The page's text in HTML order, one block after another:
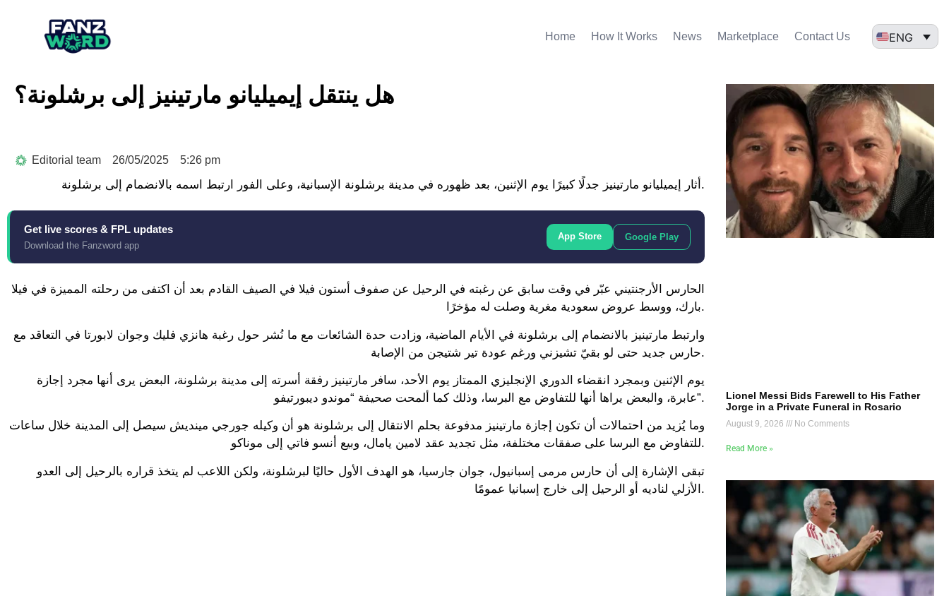
Home How It Works News Marketplace Contact Us ENG
هل ينتقل إيميليانو مارتينيز إلى برشلونة؟
Editorial team 26/05/2025 5:26 pm
أثار إيميليانو مارتينيز جدلًا كبيرًا يوم الإثنين، بعد ظهوره في مدينة برشلونة الإسبانية، وعلى الفور ارتبط اسمه بالانضمام إلى برشلونة.
Get live scores & FPL updates
Download the Fanzword app
App Store Google Play
الحارس الأرجنتيني عبّر في وقت سابق عن رغبته في الرحيل عن صفوف أستون فيلا في الصيف القادم بعد أن اكتفى من رحلته المميزة في فيلا
بارك، ووسط عروض سعودية مغرية وصلت له مؤخرًا.
وارتبط مارتينيز بالانضمام إلى برشلونة في الأيام الماضية، وزادت حدة الشائعات مع ما نُشر حول رغبة هانزي فليك وجوان لابورتا في التعاقد مع
حارس جديد حتى لو بقيّ تشيزني ورغم عودة تير شتيجن من الإصابة.
يوم الإثنين وبمجرد انقضاء الدوري الإنجليزي الممتاز يوم الأحد، سافر مارتينيز رفقة أسرته إلى مدينة برشلونة، البعض يرى أنها مجرد إجازة
عابرة، والبعض يراها أنها للتفاوض مع البرسا، وذلك كما ألمحت صحيفة “موندو ديبورتيفو”.
وما يُزيد من احتمالات أن تكون إجازة مارتينيز مدفوعة بحلم الانتقال إلى برشلونة هو أن وكيله جورجي مينديش سيصل إلى المدينة خلال ساعات
للتفاوض مع البرسا على صفقات مختلفة، مثل تجديد عقد لامين يامال، وبيع أنسو فاتي إلى موناكو.
تبقى الإشارة إلى أن حارس مرمى إسبانيول، جوان جارسيا، هو الهدف الأول حاليًا لبرشلونة، ولكن اللاعب لم يتخذ قراره بالرحيل إلى العدو
الأزلي لناديه أو الرحيل إلى خارج إسبانيا عمومًا.
Lionel Messi Bids Farewell to His Father
Jorge in a Private Funeral in Rosario
August 9, 2026 No Comments
Read More »